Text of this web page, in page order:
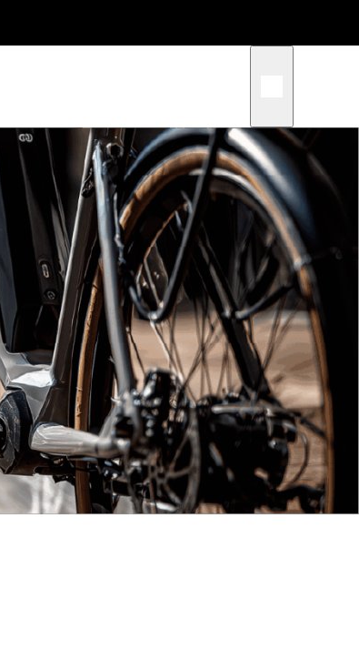
スタッフブログ, ブログ
「モペット」について、私たち
が考えていること
ブログ
モペットと電動アシスト自転車
の違い・違法性｜GO-Eが取り扱
うモビリティの考え方
キスト。